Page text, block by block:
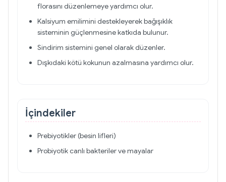
florasını düzenlemeye yardımcı olur.
Kalsiyum emilimini destekleyerek bağışıklık
sisteminin güçlenmesine katkıda bulunur.
Sindirim sistemini genel olarak düzenler.
Dışkıdaki kötü kokunun azalmasına yardımcı olur.
İçindekiler
Prebiyotikler (besin lifleri)
Probiyotik canlı bakteriler ve mayalar